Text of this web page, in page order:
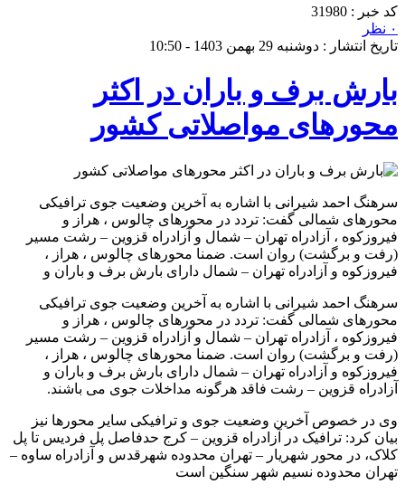
کد خبر : 31980
۰ نظر
تاریخ انتشار : دوشنبه 29 بهمن 1403 - 10:50
بارش برف و باران در اکثر
محورهای مواصلاتی کشور
سرهنگ احمد شیرانی با اشاره به آخرین وضعیت جوی ترافیکی
محورهای شمالی گفت: تردد در محورهای چالوس ، هراز و
فیروزکوه ، آزادراه تهران – شمال و آزادراه قزوین – رشت مسیر
(رفت و برگشت) روان است. ضمنا محورهای چالوس ، هراز ،
فیروزکوه و آزادراه تهران – شمال دارای بارش برف و باران و
سرهنگ احمد شیرانی با اشاره به آخرین وضعیت جوی ترافیکی
محورهای شمالی گفت: تردد در محورهای چالوس ، هراز و
فیروزکوه ، آزادراه تهران – شمال و آزادراه قزوین – رشت مسیر
(رفت و برگشت) روان است. ضمنا محورهای چالوس ، هراز ،
فیروزکوه و آزادراه تهران – شمال دارای بارش برف و باران و
آزادراه قزوین – رشت فاقد هرگونه مداخلات جوی می باشند.
وی در خصوص آخرین وضعیت جوی و ترافیکی سایر محورها نیز
بیان کرد: ترافیک در آزادراه قزوین – کرج حدفاصل پل فردیس تا پل
کلاک، در محور شهریار – تهران محدوده شهرقدس و آزادراه ساوه –
تهران محدوده نسیم شهر سنگین است